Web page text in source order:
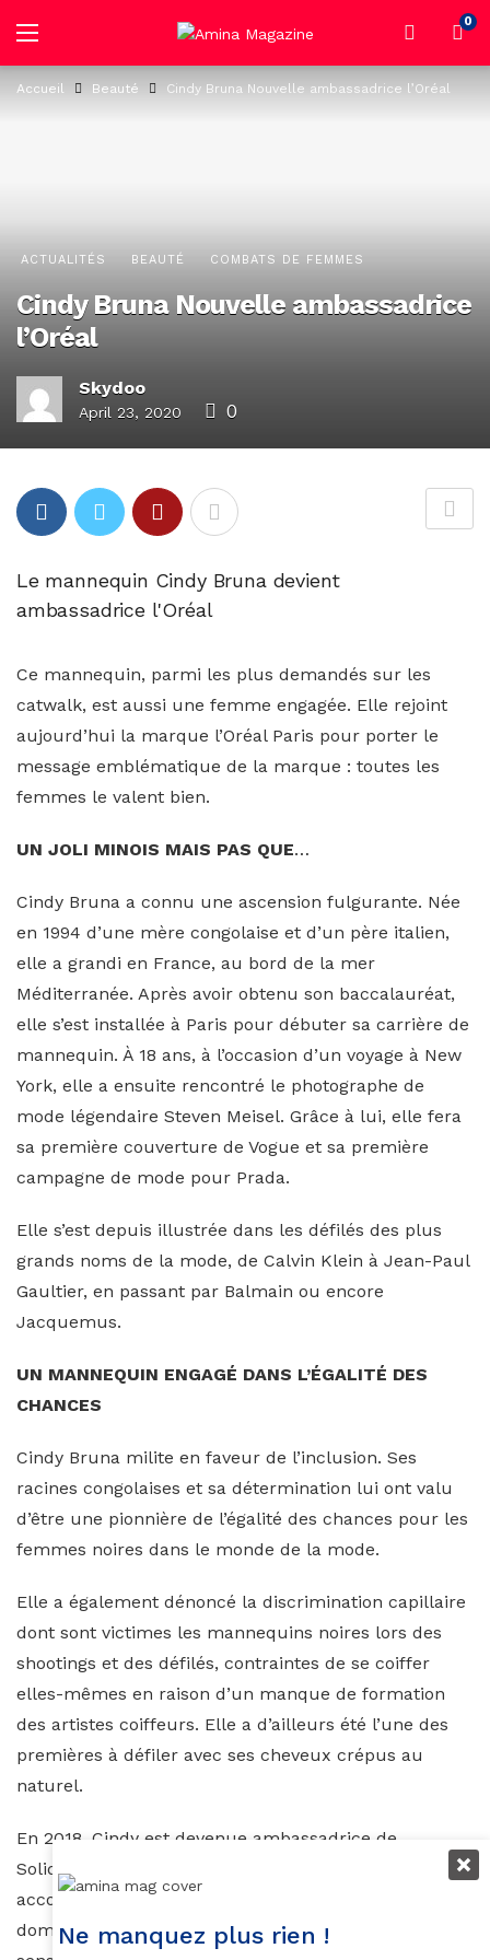
0
Accueil Beauté Cindy Bruna Nouvelle ambassadrice l’Oréal
ACTUALITÉS BEAUTÉ COMBATS DE FEMMES
Cindy Bruna Nouvelle ambassadrice
l’Oréal
Skydoo
April 23, 2020 0
Le mannequin Cindy Bruna devient
ambassadrice l'Oréal
Ce mannequin, parmi les plus demandés sur les
catwalk, est aussi une femme engagée. Elle rejoint
aujourd’hui la marque l’Oréal Paris pour porter le
message emblématique de la marque : toutes les
femmes le valent bien.
UN JOLI MINOIS MAIS PAS QUE…
Cindy Bruna a connu une ascension fulgurante. Née
en 1994 d’une mère congolaise et d’un père italien,
elle a grandi en France, au bord de la mer
Méditerranée. Après avoir obtenu son baccalauréat,
elle s’est installée à Paris pour débuter sa carrière de
mannequin. À 18 ans, à l’occasion d’un voyage à New
York, elle a ensuite rencontré le photographe de
mode légendaire Steven Meisel. Grâce à lui, elle fera
sa première couverture de Vogue et sa première
campagne de mode pour Prada.
Elle s’est depuis illustrée dans les défilés des plus
grands noms de la mode, de Calvin Klein à Jean-Paul
Gaultier, en passant par Balmain ou encore
Jacquemus.
UN MANNEQUIN ENGAGÉ DANS L’ÉGALITÉ DES
CHANCES
Cindy Bruna milite en faveur de l’inclusion. Ses
racines congolaises et sa détermination lui ont valu
d’être une pionnière de l’égalité des chances pour les
femmes noires dans le monde de la mode.
Elle a également dénoncé la discrimination capillaire
dont sont victimes les mannequins noires lors des
shootings et des défilés, contraintes de se coiffer
elles-mêmes en raison d’un manque de formation
des artistes coiffeurs. Elle a d’ailleurs été l’une des
premières à défiler avec ses cheveux crépus au
naturel.
En 2018, Cindy est devenue ambassadrice de
Solidarité Femmes, une association française qui
accompagne les femmes victimes de violences
domestiques. Dans le cadre de sa démarche de
Ne manquez plus rien !